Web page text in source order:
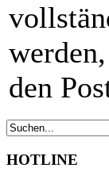
den
HOTLINE